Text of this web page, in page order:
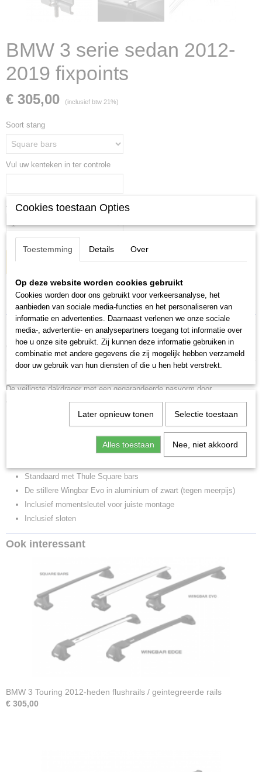
BMW 3 serie sedan 2012-
2019 fixpoints
€ 305,00 (inclusief btw 21%)
Soort stang
Vul uw kenteken in ter controle
Aantal
IN WINKELWAGEN
Specificaties
Productcode
753+118+3028-1
Omschrijving
Complete set Thule dakdragers voor:
BMW 3 serie, 4 deurs sedan, bouwjaar 2012-2019 met fixpoints in het dak
(4 klepjes die open kunnen).
De veiligste dakdrager met een gegarandeerde pasvorm door
autospecifieke kitset.
Samengestelde set uit 3 componenten
Thule Rapid System 753 voetenset
Standaard met Thule Square bars
De stillere Wingbar Evo in aluminium of zwart (tegen meerpijs)
Inclusief momentsleutel voor juiste montage
Inclusief sloten
Ook interessant
BMW 3 Touring 2012-heden flushrails / geintegreerde rails
€ 305,00
Cookies toestaan Opties
Toestemming Details Over
Op deze website worden cookies gebruikt
Cookies worden door ons gebruikt voor verkeersanalyse, het
aanbieden van sociale media-functies en het personaliseren van
informatie en advertenties. Daarnaast verlenen we onze sociale
media-, advertentie- en analysepartners toegang tot informatie over
hoe u onze site gebruikt. Zij kunnen deze informatie gebruiken in
combinatie met andere gegevens die zij mogelijk hebben verzameld
door uw gebruik van hun diensten of die u hen hebt verstrekt.
Later opnieuw tonen Selectie toestaan
Alles toestaan Nee, niet akkoord